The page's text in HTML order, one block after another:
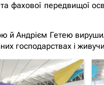
фахової передвищої
й Андрієм Гетею
господарствах і